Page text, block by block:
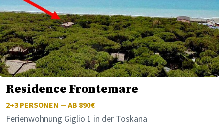
Residence Frontemare
2+3 PERSONEN — AB 890€
Ferienwohnung Giglio 1 in der Toskana